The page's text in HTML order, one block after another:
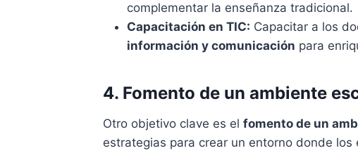
complementar la enseñanza tradicional.
Capacitación en TIC: Capacitar a los
información y comunicación para
4. Fomento de un ambiente
Otro objetivo clave es el fomento de un
estrategias para crear un entorno donde